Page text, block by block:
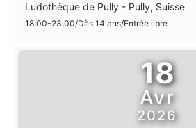
Ludothèque de Pully - Pully, Suisse
18:00-23:00/Dès 14 ans/Entrée libre
18
Avr
2026